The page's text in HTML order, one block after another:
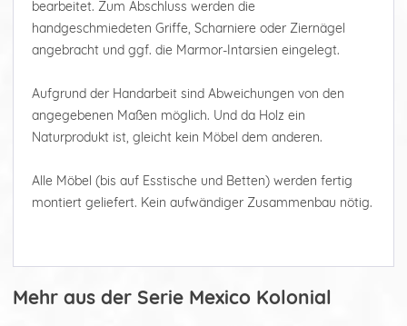
bearbeitet. Zum Abschluss werden die
handgeschmiedeten Griffe, Scharniere oder Ziernägel
angebracht und ggf. die Marmor-Intarsien eingelegt.
Aufgrund der Handarbeit sind Abweichungen von den
angegebenen Maßen möglich. Und da Holz ein
Naturprodukt ist, gleicht kein Möbel dem anderen.
Alle Möbel (bis auf Esstische und Betten) werden fertig
montiert geliefert. Kein aufwändiger Zusammenbau nötig.
Mehr aus der Serie Mexico Kolonial